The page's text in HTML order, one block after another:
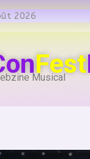
2026
Fest
Musical